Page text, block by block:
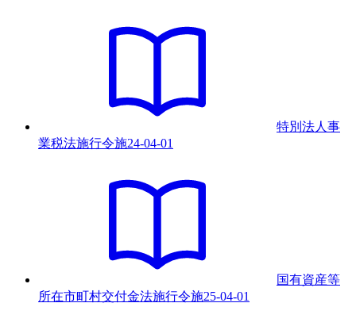
特別法人事
業税法施行令施24-04-01
国有資産等
所在市町村交付金法施行令施25-04-01